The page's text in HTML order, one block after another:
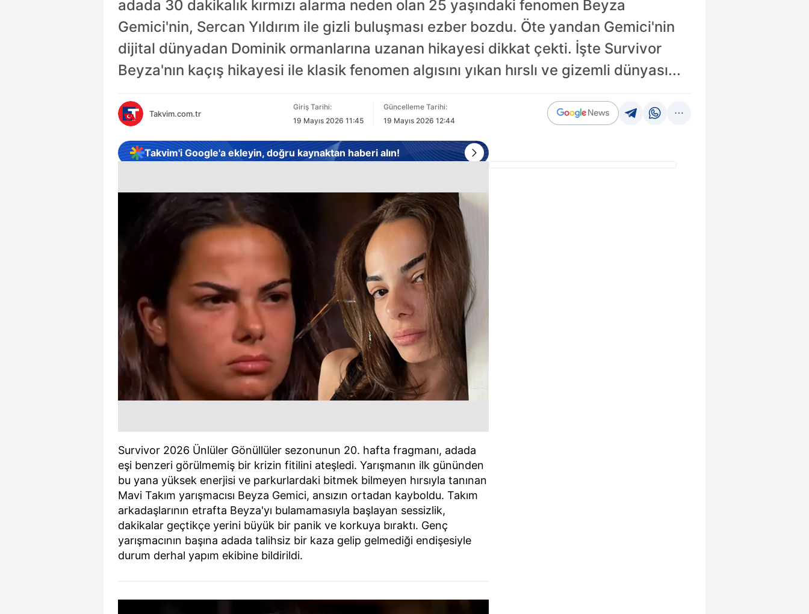
adada 30 dakikalık kırmızı alarma neden olan 25 yaşındaki fenomen Beyza
Gemici'nin, Sercan Yıldırım ile gizli buluşması ezber bozdu. Öte yandan Gemici'nin
dijital dünyadan Dominik ormanlarına uzanan hikayesi dikkat çekti. İşte Survivor
Beyza'nın kaçış hikayesi ile klasik fenomen algısını yıkan hırslı ve gizemli dünyası...
Takvim.com.tr
Giriş Tarihi:
19 Mayıs 2026 11:45
Güncelleme Tarihi:
19 Mayıs 2026 12:44
Takvim'i Google'a ekleyin, doğru kaynaktan haberi alın!
Survivor 2026 Ünlüler Gönüllüler sezonunun 20. hafta fragmanı, adada
eşi benzeri görülmemiş bir krizin fitilini ateşledi. Yarışmanın ilk gününden
bu yana yüksek enerjisi ve parkurlardaki bitmek bilmeyen hırsıyla tanınan
Mavi Takım yarışmacısı Beyza Gemici, ansızın ortadan kayboldu. Takım
arkadaşlarının etrafta Beyza'yı bulamamasıyla başlayan sessizlik,
dakikalar geçtikçe yerini büyük bir panik ve korkuya bıraktı. Genç
yarışmacının başına adada talihsiz bir kaza gelip gelmediği endişesiyle
durum derhal yapım ekibine bildirildi.